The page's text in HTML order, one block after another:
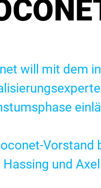
will mit dem
Vorstand
Hassing und